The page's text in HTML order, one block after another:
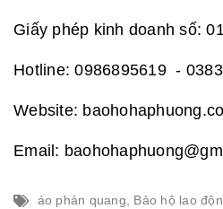
Giấy phép kinh doanh số:
Hotline: 0986895619 -
Website:
Email:
áo phản quang, Bảo hộ lao